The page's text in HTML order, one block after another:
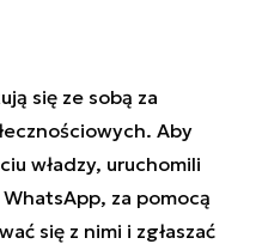
się ze sobą za
Aby
władzy, uruchomili
, za pomocą
się z nimi i zgłaszać